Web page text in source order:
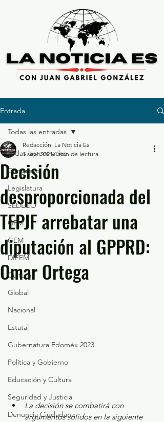
Entrada
Todas las entradas
Congreso
Legislatura
SEDECO
GEM
GEM
DIFEM
Cultura
Global
Nacional
Estatal
Gubernatura Edoméx 2023
Política y Gobierno
Educación y Cultura
Seguridad y Justicia
Denuncia Ciudadana
Todas las entradas
Decisión
desproporcionada del
TEPJF arrebatar una
diputación al GPPRD:
Omar Ortega
Redacción: La Noticia Es
1 sept 2021 1 min de lectura
La decisión se combatirá con
argumentos sólidos en la siguiente